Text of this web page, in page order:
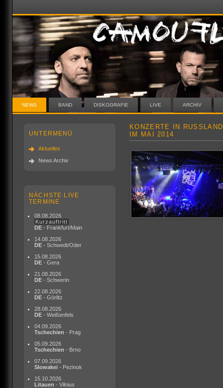
NEWS BAND DISKOGRAFIE LIVE ARCHIV
UNTERMENÜ
Aktuelles
News Archiv
NÄCHSTE LIVE
TERMINE
08.08.2026
Kurzauftritt
DE - Frankfurt/Main
14.08.2026
DE - Schwedt/Oder
15.08.2026
DE - Gera
21.08.2026
DE - Schwerin
22.08.2026
DE - Görlitz
28.08.2026
DE - Weißenfels
04.09.2026
Tschechien - Prag
05.09.2026
Tschechien - Brno
07.09.2026
Slowakei - Pezinok
15.10.2026
Litauen - Vilnius
KONZERTE IN
IM MAI 2014